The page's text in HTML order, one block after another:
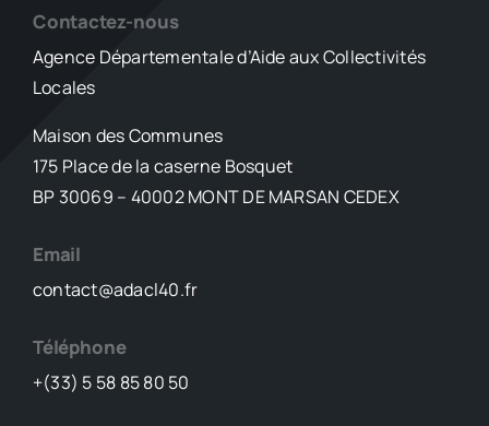
par
collectivité.
Est-
un
véhicule
de
fonction
[VIDEO
article]
Contactez-nous
Agence Départementale d’Aide aux Collectivités
Locales
Maison des Communes
175 Place de la caserne Bosquet
BP 30069 – 40002 MONT DE MARSAN CEDEX
Email
contact@adacl40.fr
Téléphone
+(33) 5 58 85 80 50